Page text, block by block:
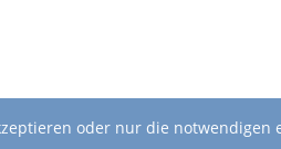
oder nur die notwendigen